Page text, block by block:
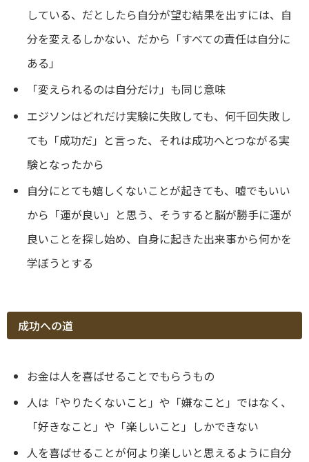
している、だとしたら自分が望む結果を出すには、自
分を変えるしかない、だから「すべての責任は自分に
ある」
「変えられるのは自分だけ」も同じ意味
エジソンはどれだけ実験に失敗しても、何千回失敗し
ても「成功だ」と言った、それは成功へとつながる実
験となったから
自分にとても嬉しくないことが起きても、嘘でもいい
から「運が良い」と思う、そうすると脳が勝手に運が
良いことを探し始め、自身に起きた出来事から何かを
学ぼうとする
成功への道
お金は人を喜ばせることでもらうもの
人は「やりたくないこと」や「嫌なこと」ではなく、
「好きなこと」や「楽しいこと」しかできない
人を喜ばせることが何より楽しいと思えるように自分